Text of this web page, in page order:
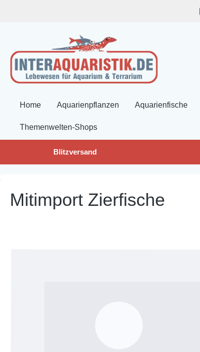
Home Aquarienpflanzen Aquarienfische
Themenwelten-Shops
Blitzversand
Mitimport Zierfische